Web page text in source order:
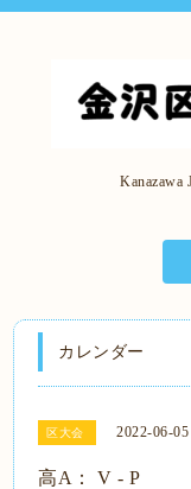
Kanazawa
カレンダー
区大会 2022-06-
高A： V - P